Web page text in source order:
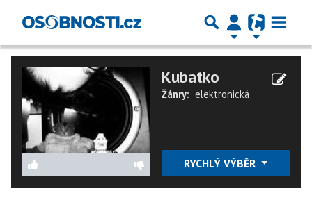
Kubatko
Žánry: elektronická
RYCHLÝ VÝBĚR